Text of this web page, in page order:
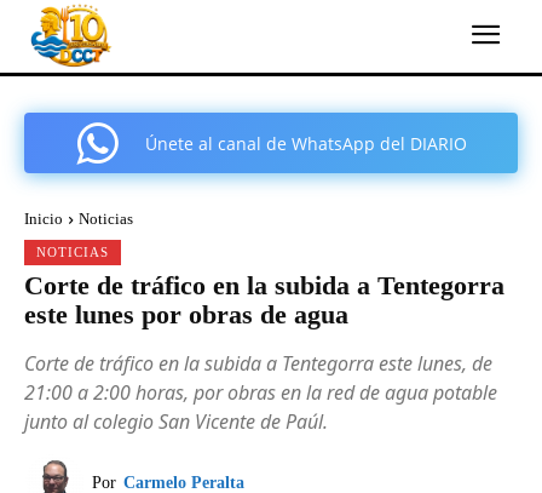
Únete al canal de WhatsApp del DIARIO
Inicio Noticias
NOTICIAS
Corte de tráfico en la subida a Tentegorra
este lunes por obras de agua
Corte de tráfico en la subida a Tentegorra este lunes, de
21:00 a 2:00 horas, por obras en la red de agua potable
junto al colegio San Vicente de Paúl.
Por Carmelo Peralta